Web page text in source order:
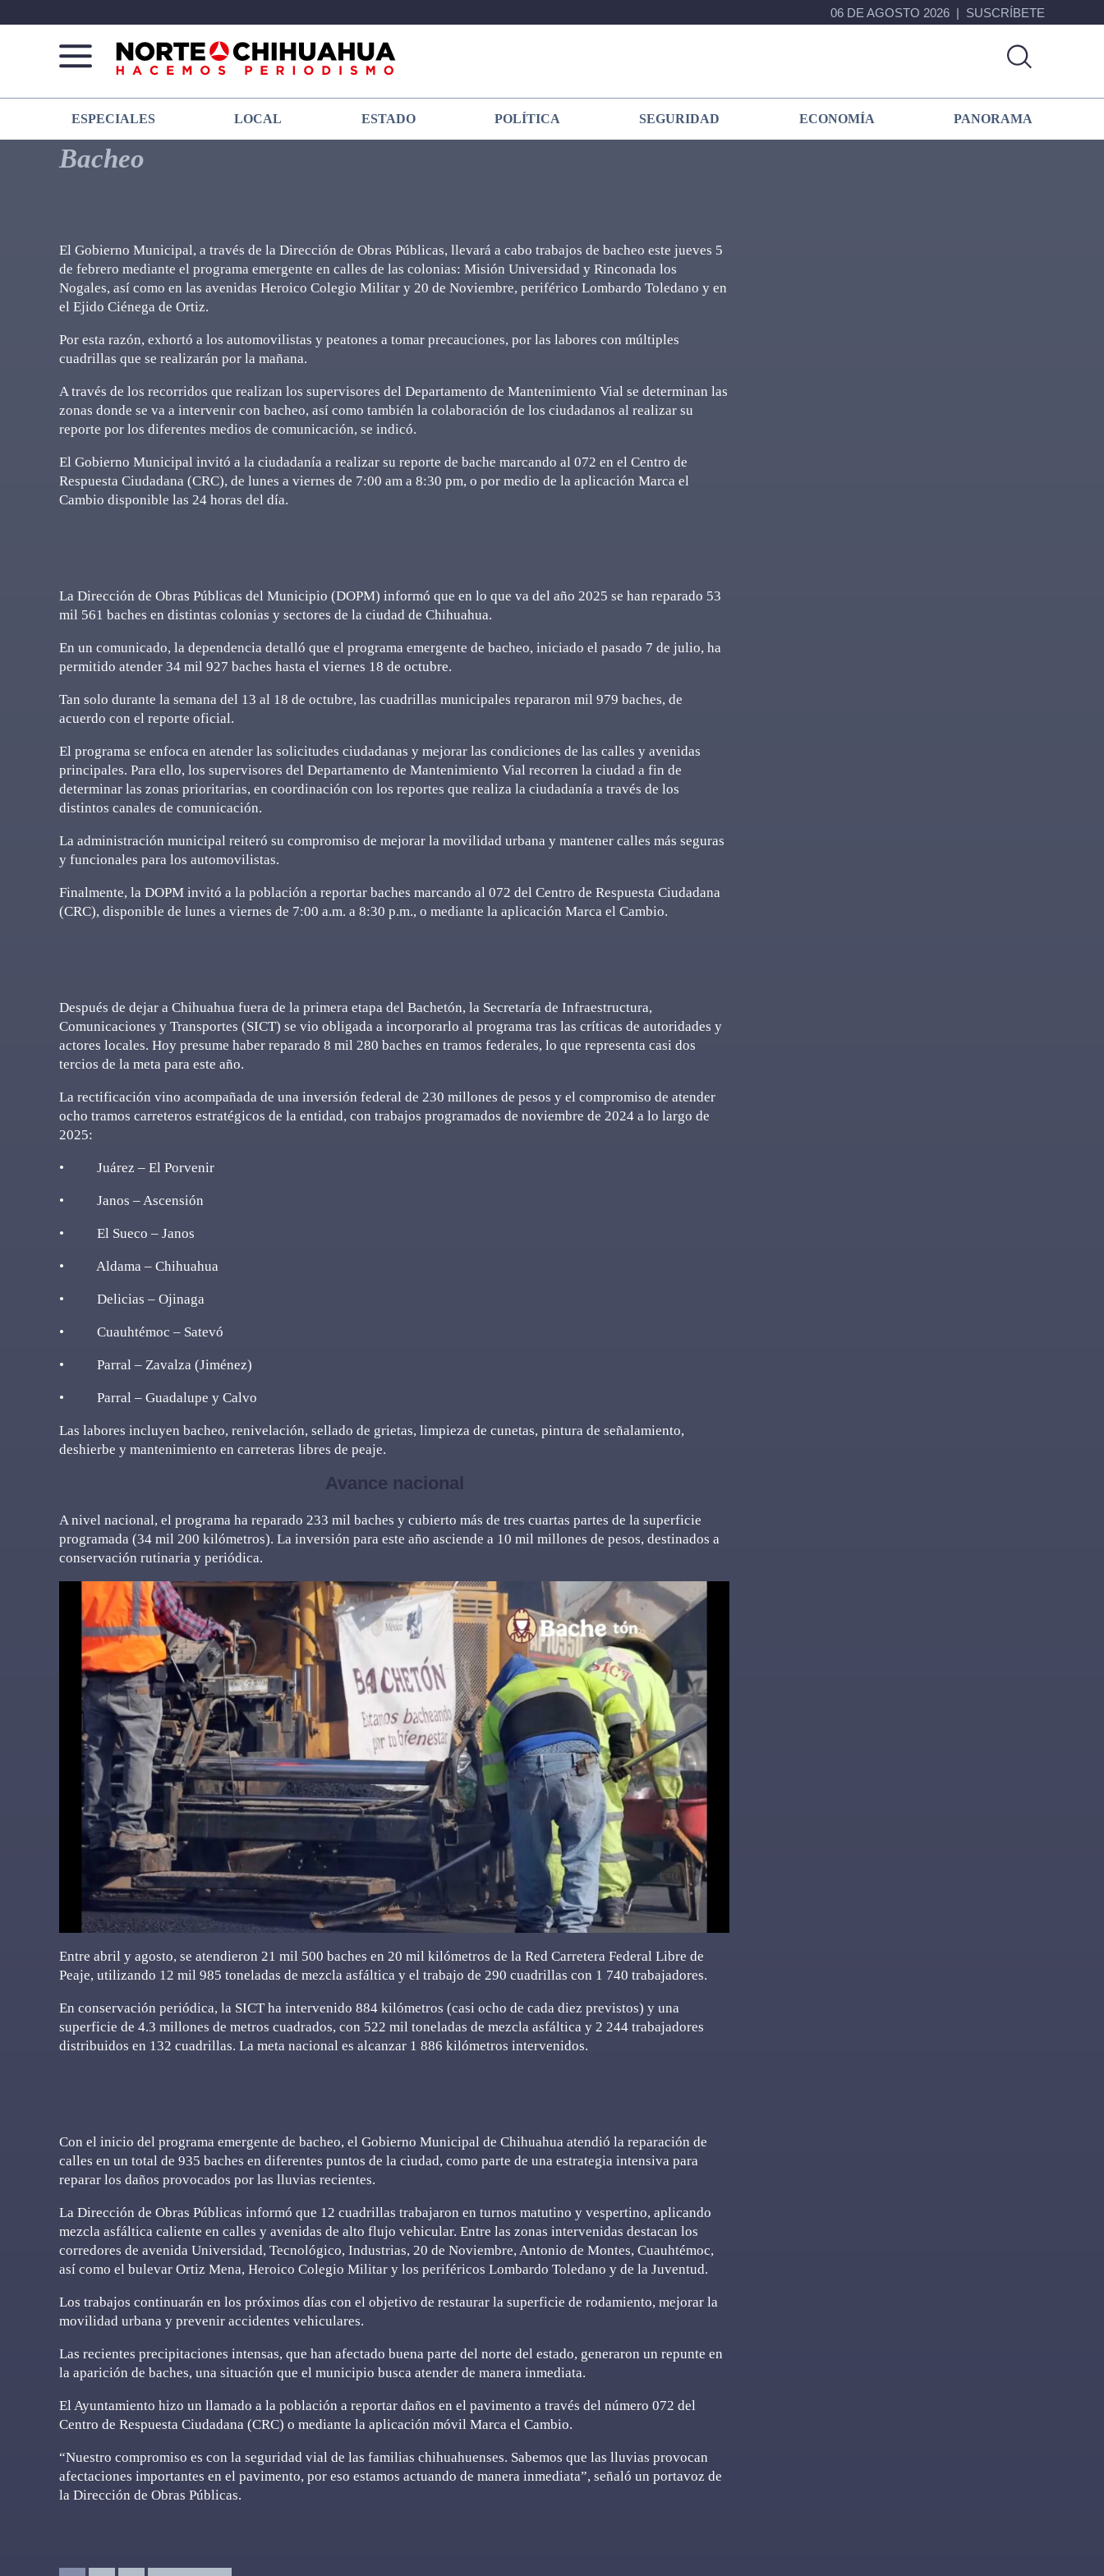
06 DE AGOSTO 2026 SUSCRÍBETE
Norte
De
Chihuahua
Más
que
noticias,
hacemos periodismo
ESPECIALES LOCAL ESTADO POLÍTICA SEGURIDAD ECONOMÍA PANORAMA
Bacheo
El Gobierno Municipal, a través de la Dirección de Obras Públicas, llevará a cabo trabajos de bacheo este jueves 5
de febrero mediante el programa emergente en calles de las colonias: Misión Universidad y Rinconada los
Nogales, así como en las avenidas Heroico Colegio Militar y 20 de Noviembre, periférico Lombardo Toledano y en
el Ejido Ciénega de Ortiz.
Por esta razón, exhortó a los automovilistas y peatones a tomar precauciones, por las labores con múltiples
cuadrillas que se realizarán por la mañana.
A través de los recorridos que realizan los supervisores del Departamento de Mantenimiento Vial se determinan las
zonas donde se va a intervenir con bacheo, así como también la colaboración de los ciudadanos al realizar su
reporte por los diferentes medios de comunicación, se indicó.
El Gobierno Municipal invitó a la ciudadanía a realizar su reporte de bache marcando al 072 en el Centro de
Respuesta Ciudadana (CRC), de lunes a viernes de 7:00 am a 8:30 pm, o por medio de la aplicación Marca el
Cambio disponible las 24 horas del día.
La Dirección de Obras Públicas del Municipio (DOPM) informó que en lo que va del año 2025 se han reparado 53
mil 561 baches en distintas colonias y sectores de la ciudad de Chihuahua.
En un comunicado, la dependencia detalló que el programa emergente de bacheo, iniciado el pasado 7 de julio, ha
permitido atender 34 mil 927 baches hasta el viernes 18 de octubre.
Tan solo durante la semana del 13 al 18 de octubre, las cuadrillas municipales repararon mil 979 baches, de
acuerdo con el reporte oficial.
El programa se enfoca en atender las solicitudes ciudadanas y mejorar las condiciones de las calles y avenidas
principales. Para ello, los supervisores del Departamento de Mantenimiento Vial recorren la ciudad a fin de
determinar las zonas prioritarias, en coordinación con los reportes que realiza la ciudadanía a través de los
distintos canales de comunicación.
La administración municipal reiteró su compromiso de mejorar la movilidad urbana y mantener calles más seguras
y funcionales para los automovilistas.
Finalmente, la DOPM invitó a la población a reportar baches marcando al 072 del Centro de Respuesta Ciudadana
(CRC), disponible de lunes a viernes de 7:00 a.m. a 8:30 p.m., o mediante la aplicación Marca el Cambio.
Después de dejar a Chihuahua fuera de la primera etapa del Bachetón, la Secretaría de Infraestructura,
Comunicaciones y Transportes (SICT) se vio obligada a incorporarlo al programa tras las críticas de autoridades y
actores locales. Hoy presume haber reparado 8 mil 280 baches en tramos federales, lo que representa casi dos
tercios de la meta para este año.
La rectificación vino acompañada de una inversión federal de 230 millones de pesos y el compromiso de atender
ocho tramos carreteros estratégicos de la entidad, con trabajos programados de noviembre de 2024 a lo largo de
2025:
• Juárez – El Porvenir
• Janos – Ascensión
• El Sueco – Janos
• Aldama – Chihuahua
• Delicias – Ojinaga
• Cuauhtémoc – Satevó
• Parral – Zavalza (Jiménez)
• Parral – Guadalupe y Calvo
Las labores incluyen bacheo, renivelación, sellado de grietas, limpieza de cunetas, pintura de señalamiento,
deshierbe y mantenimiento en carreteras libres de peaje.
Avance nacional
A nivel nacional, el programa ha reparado 233 mil baches y cubierto más de tres cuartas partes de la superficie
programada (34 mil 200 kilómetros). La inversión para este año asciende a 10 mil millones de pesos, destinados a
conservación rutinaria y periódica.
Entre abril y agosto, se atendieron 21 mil 500 baches en 20 mil kilómetros de la Red Carretera Federal Libre de
Peaje, utilizando 12 mil 985 toneladas de mezcla asfáltica y el trabajo de 290 cuadrillas con 1 740 trabajadores.
En conservación periódica, la SICT ha intervenido 884 kilómetros (casi ocho de cada diez previstos) y una
superficie de 4.3 millones de metros cuadrados, con 522 mil toneladas de mezcla asfáltica y 2 244 trabajadores
distribuidos en 132 cuadrillas. La meta nacional es alcanzar 1 886 kilómetros intervenidos.
Con el inicio del programa emergente de bacheo, el Gobierno Municipal de Chihuahua atendió la reparación de
calles en un total de 935 baches en diferentes puntos de la ciudad, como parte de una estrategia intensiva para
reparar los daños provocados por las lluvias recientes.
La Dirección de Obras Públicas informó que 12 cuadrillas trabajaron en turnos matutino y vespertino, aplicando
mezcla asfáltica caliente en calles y avenidas de alto flujo vehicular. Entre las zonas intervenidas destacan los
corredores de avenida Universidad, Tecnológico, Industrias, 20 de Noviembre, Antonio de Montes, Cuauhtémoc,
así como el bulevar Ortiz Mena, Heroico Colegio Militar y los periféricos Lombardo Toledano y de la Juventud.
Los trabajos continuarán en los próximos días con el objetivo de restaurar la superficie de rodamiento, mejorar la
movilidad urbana y prevenir accidentes vehiculares.
Las recientes precipitaciones intensas, que han afectado buena parte del norte del estado, generaron un repunte en
la aparición de baches, una situación que el municipio busca atender de manera inmediata.
El Ayuntamiento hizo un llamado a la población a reportar daños en el pavimento a través del número 072 del
Centro de Respuesta Ciudadana (CRC) o mediante la aplicación móvil Marca el Cambio.
“Nuestro compromiso es con la seguridad vial de las familias chihuahuenses. Sabemos que las lluvias provocan
afectaciones importantes en el pavimento, por eso estamos actuando de manera inmediata”, señaló un portavoz de
la Dirección de Obras Públicas.